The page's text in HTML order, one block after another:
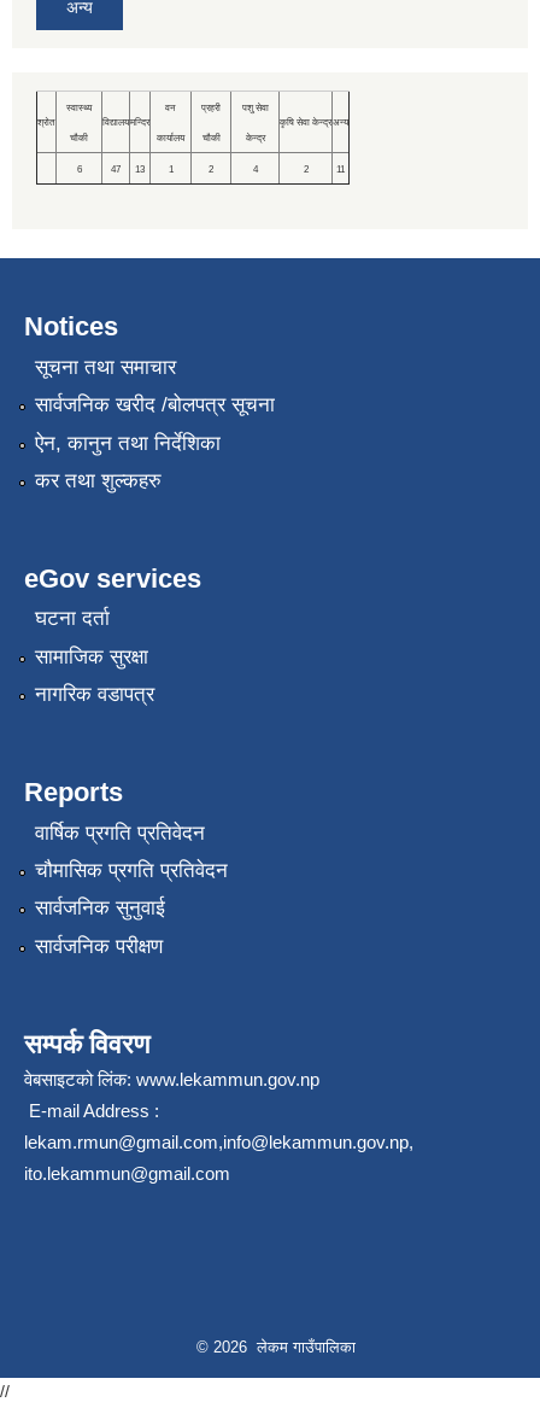
अन्य
श्रोत
स्वास्थ्य
चौकी
विद्यालयमन्दिर
वन
कार्यालय
प्रहरी
चौकी
पशु सेवा
केन्द्र
कृषि सेवा केन्द्रअन्य
6 47 13 1 2 4 2 11
Notices
सूचना तथा समाचार
सार्वजनिक खरीद /बोलपत्र सूचना
ऐन, कानुन तथा निर्देशिका
कर तथा शुल्कहरु
eGov services
घटना दर्ता
सामाजिक सुरक्षा
नागरिक वडापत्र
Reports
वार्षिक प्रगति प्रतिवेदन
चौमासिक प्रगति प्रतिवेदन
सार्वजनिक सुनुवाई
सार्वजनिक परीक्षण
सम्पर्क विवरण
वेबसाइटको लिंक: www.lekammun.gov.np
E-mail Address :
lekam.rmun@gmail.com,info@lekammun.gov.np,
ito.lekammun@gmail.com
© 2026 लेकम गाउँपालिका
//